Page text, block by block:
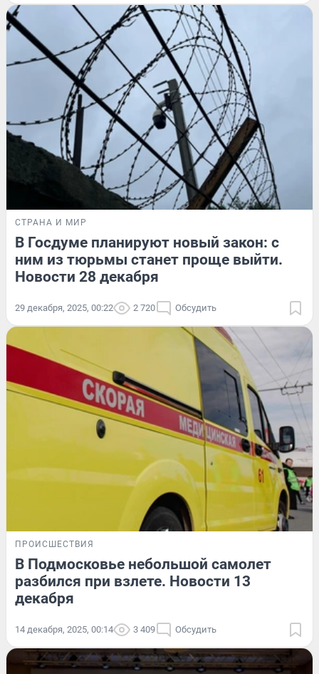
СТРАНА И МИР
В Госдуме планируют новый закон: с
ним из тюрьмы станет проще выйти.
Новости 28 декабря
29 декабря, 2025, 00:22 2 720 Обсудить
ПРОИСШЕСТВИЯ
В Подмосковье небольшой самолет
разбился при взлете. Новости 13
декабря
14 декабря, 2025, 00:14 3 409 Обсудить